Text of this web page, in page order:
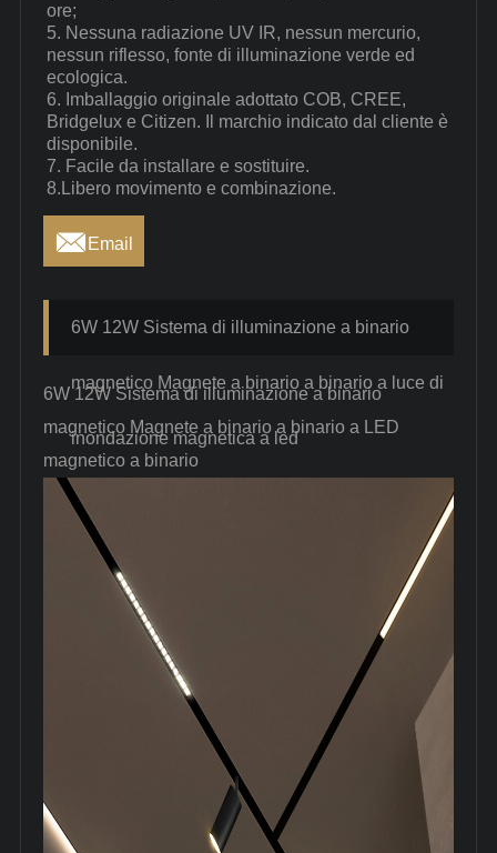
ore;
5. Nessuna radiazione UV IR, nessun mercurio,
nessun riflesso, fonte di illuminazione verde ed
ecologica.
6. Imballaggio originale adottato COB, CREE,
Bridgelux e Citizen. Il marchio indicato dal cliente è
disponibile.
7. Facile da installare e sostituire.
8.Libero movimento e combinazione.
 Email
6W 12W Sistema di illuminazione a binario
magnetico Magnete a binario a binario a luce di
inondazione magnetica a led
6W 12W Sistema di illuminazione a binario
magnetico Magnete a binario a binario a LED
magnetico a binario